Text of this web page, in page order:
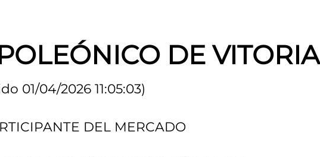
DE VITORIA
01/04/2026 11:05:03)
DEL MERCADO